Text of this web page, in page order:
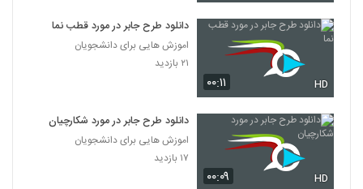
۰۰:۱۱ HD
دانلود طرح جابر در مورد قطب نما
اموزش هایی برای دانشجویان
۲۱ بازدید
۰۰:۰۹ HD
دانلود طرح جابر در مورد شکارچیان
اموزش هایی برای دانشجویان
۱۷ بازدید